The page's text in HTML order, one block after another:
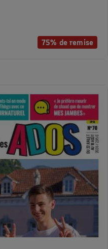
75% de remise